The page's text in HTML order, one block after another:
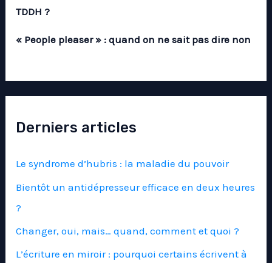
TDDH ?
« People pleaser » : quand on ne sait pas dire non
Derniers articles
Le syndrome d’hubris : la maladie du pouvoir
Bientôt un antidépresseur efficace en deux heures
?
Changer, oui, mais… quand, comment et quoi ?
L’écriture en miroir : pourquoi certains écrivent à